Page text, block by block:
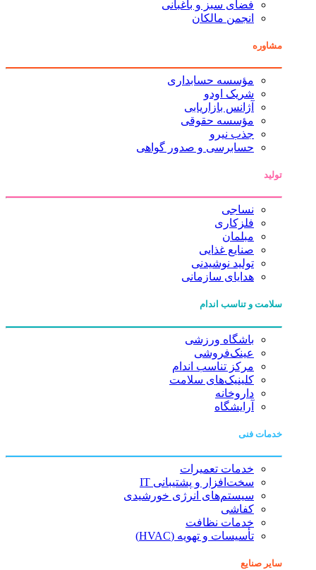
فضای سبز و باغبانی
انجمن مالکان
مشاوره
مؤسسه حسابداری
شریک اودو
آژانس بازاریابی
مؤسسه حقوقی
جذب نیرو
حسابرسی و صدور گواهی
تولید
نساجی
فلزکاری
مبلمان
صنایع غذایی
تولید نوشیدنی
هدایای سازمانی
سلامت و تناسب اندام
باشگاه ورزشی
عینک‌فروشی
مرکز تناسب اندام
کلینیک‌های سلامت
داروخانه
آرایشگاه
خدمات فنی
خدمات تعمیرات
سخت‌افزار و پشتیبانی IT
سیستم‌های انرژی خورشیدی
کفاشی
خدمات نظافت
تأسیسات و تهویه (HVAC)
سایر صنایع